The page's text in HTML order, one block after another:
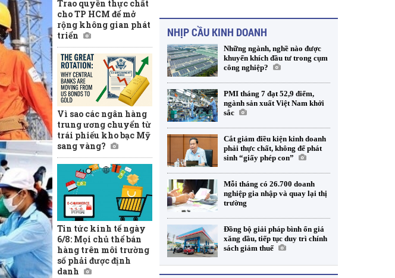
Trao quyền thực chất
cho TP HCM để mở
rộng không gian phát
triển
Vì sao các ngân hàng
trung ương chuyển từ
trái phiếu kho bạc Mỹ
sang vàng?
Tin tức kinh tế ngày
6/8: Mọi chủ thể bán
hàng trên môi trường
số phải được định
danh
NHỊP CẦU KINH DOANH
Những ngành, nghề nào được
khuyến khích đầu tư trong cụm
công nghiệp?
PMI tháng 7 đạt 52,9 điểm,
ngành sản xuất Việt Nam khởi
sắc
Cắt giảm điều kiện kinh doanh
phải thực chất, không để phát
sinh “giấy phép con”
Mỗi tháng có 26.700 doanh
nghiệp gia nhập và quay lại thị
trường
Đồng bộ giải pháp bình ổn giá
xăng dầu, tiếp tục duy trì chính
sách giảm thuế